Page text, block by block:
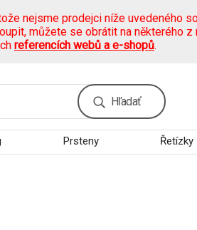
nejsme prodejci níže uvedeného
můžete se obrátit na některého
referencích webů a e-shopů.
Hľadať
Prsteny Řetízky